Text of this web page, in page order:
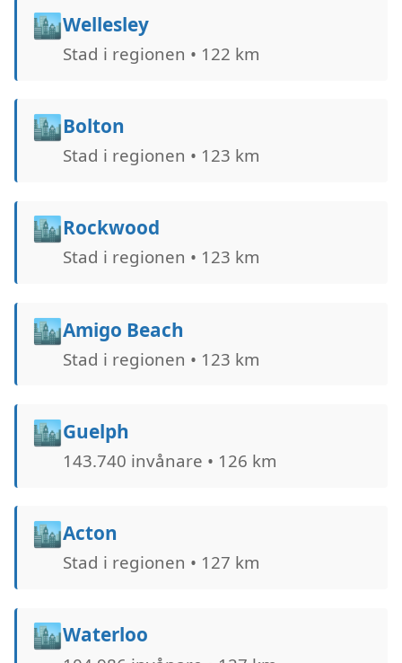
🏙️Wellesley
Stad i regionen • 122 km
🏙️Bolton
Stad i regionen • 123 km
🏙️Rockwood
Stad i regionen • 123 km
🏙️Amigo Beach
Stad i regionen • 123 km
🏙️Guelph
143.740 invånare • 126 km
🏙️Acton
Stad i regionen • 127 km
🏙️Waterloo